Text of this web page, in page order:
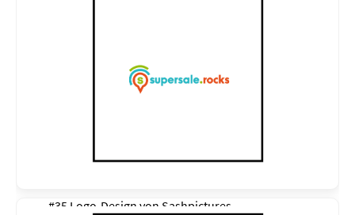
#35 Logo-Design von Sashpictures